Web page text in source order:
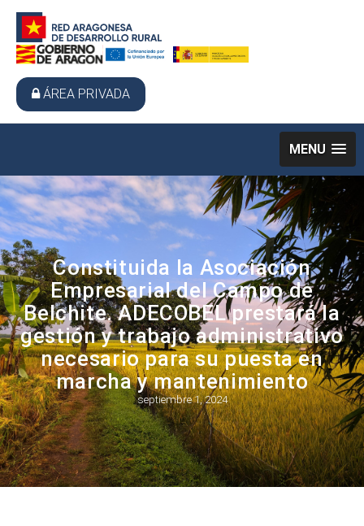
ÁREA PRIVADA
MENU
Constituida la Asociación
Empresarial del Campo de
Belchite. ADECOBEL prestará la
gestión y trabajo administrativo
necesario para su puesta en
marcha y mantenimiento
septiembre 1, 2024